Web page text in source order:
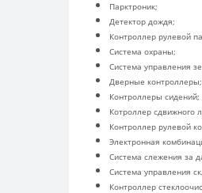
Парктроник;
Детектор дождя;
Контроллер рулевой
Система охраны;
Система управления
Дверные контроллеры;
Контроллеры сидений;
Котроллер сдвижного
Контроллер рулевой
Электронная
Система слежения за
Система управления
Контроллер